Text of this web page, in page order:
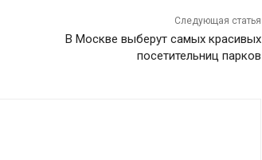
Следующая статья
В Москве выберут самых красивых
посетительниц парков